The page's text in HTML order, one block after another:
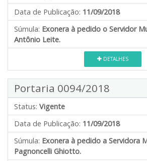
Data de Publicação: 11/09/2018
Súmula: Exonera à pedido o Servidor
Antônio Leite.
DETALHES
Portaria 0094/2018
Status: Vigente
Data de Publicação: 11/09/2018
Súmula: Exonera à pedido a Servidora
Pagnoncelli Ghiotto.